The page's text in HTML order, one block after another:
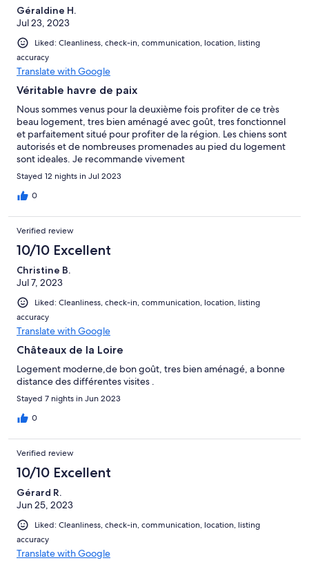
Géraldine H.
Jul 23, 2023
Liked: Cleanliness, check-in, communication, location, listing
accuracy
Translate with Google
Véritable havre de paix
Nous sommes venus pour la deuxième fois profiter de ce très
beau logement, tres bien aménagé avec goût, tres fonctionnel
et parfaitement situé pour profiter de la région. Les chiens sont
autorisés et de nombreuses promenades au pied du logement
sont ideales. Je recommande vivement
Stayed 12 nights in Jul 2023
0
Verified review
10/10 Excellent
Christine B.
Jul 7, 2023
Liked: Cleanliness, check-in, communication, location, listing
accuracy
Translate with Google
Châteaux de la Loire
Logement moderne,de bon goût, tres bien aménagé, a bonne
distance des différentes visites .
Stayed 7 nights in Jun 2023
0
Verified review
10/10 Excellent
Gérard R.
Jun 25, 2023
Liked: Cleanliness, check-in, communication, location, listing
accuracy
Translate with Google